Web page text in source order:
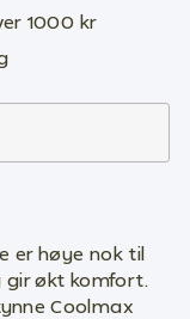
1000 kr
er høye nok til
gir økt komfort.
Coolmax